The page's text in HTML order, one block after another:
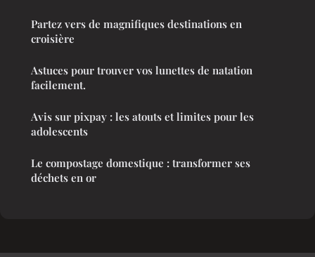
Partez vers de magnifiques destinations en
croisière
Astuces pour trouver vos lunettes de natation
facilement.
Avis sur pixpay : les atouts et limites pour les
adolescents
Le compostage domestique : transformer ses
déchets en or